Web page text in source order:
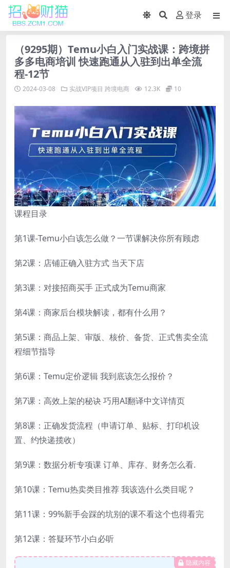
登录
（9295期）Temu小白入门实战课：跨境拼
多多电商培训 快速跑通从入驻到出单全流
程-12节
2024-03-08 实战VIP项目 跨境电商 12.3K 10
课程目录
第1课-Temu小白该怎么做？一节课解决你所有顾虑
第2课：店铺正确入驻方式 当天下店
第3课：对接招商买手 正式成为Temu商家
第4课：商家后台模块解读，都有什么用？
第5课：商品上架、审版、核价、备货、正式售卖全流
程细节指导
第6课：Temu定价逻辑 我到底该怎么报价？
第7课：高效上架的秘诀 巧用AI翻译中文详情页
第8课：正确发货流程（申请订单、贴标、打印机设
置、约快递揽收）
第9课：数据分析专项课 订单、库存、财务怎么看.
第10课：Temu热卖类目推荐 我该选什么类目呢？
第11课：99%新手会踩的坑别的课不看这个也得看完
第12课：答疑环节小白必听
隐藏内容